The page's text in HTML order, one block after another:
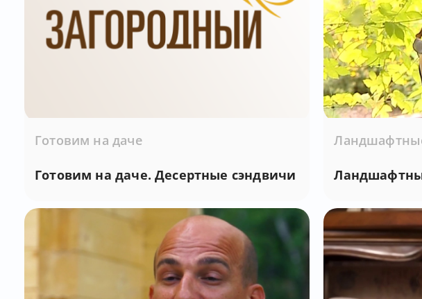
Готовим на даче
Готовим на даче. Десертные сэндвичи